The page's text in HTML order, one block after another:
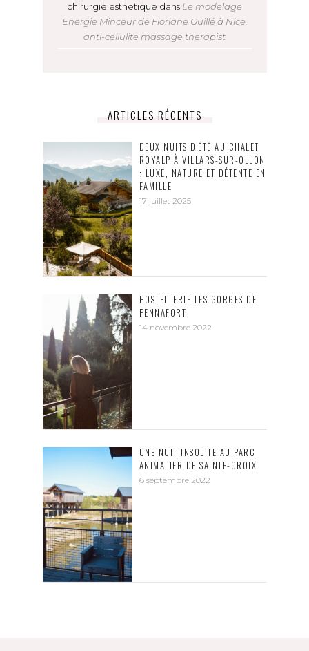
chirurgie esthetique dans Le modelage
Energie Minceur de Floriane Guillé à Nice,
anti-cellulite massage therapist
ARTICLES RÉCENTS
DEUX NUITS D’ÉTÉ AU CHALET
ROYALP À VILLARS-SUR-OLLON
: LUXE, NATURE ET DÉTENTE EN
FAMILLE
17 juillet 2025
HOSTELLERIE LES GORGES DE
PENNAFORT
14 novembre 2022
UNE NUIT INSOLITE AU PARC
ANIMALIER DE SAINTE-CROIX
6 septembre 2022